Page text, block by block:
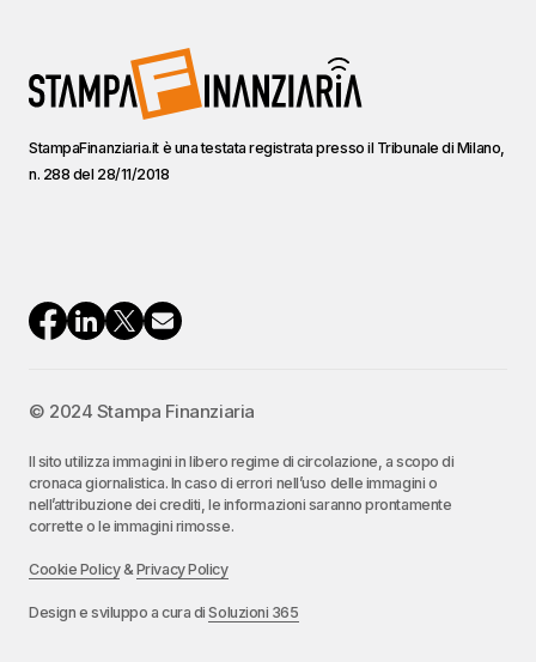
StampaFinanziaria.it è una testata registrata presso il Tribunale di Milano,
n. 288 del 28/11/2018
© 2024 Stampa Finanziaria
Il sito utilizza immagini in libero regime di circolazione, a scopo di
cronaca giornalistica. In caso di errori nell’uso delle immagini o
nell’attribuzione dei crediti, le informazioni saranno prontamente
corrette o le immagini rimosse.
Cookie Policy&Privacy Policy
Design e sviluppo a cura diSoluzioni 365